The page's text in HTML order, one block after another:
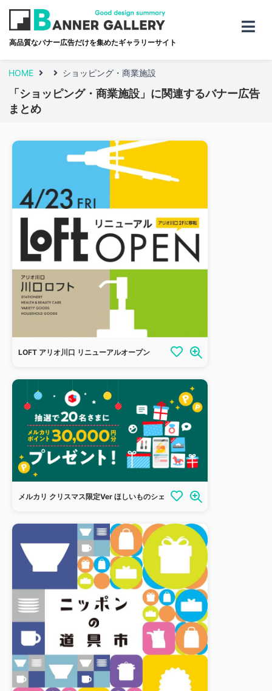
高品質なバナー広告だけを集めたギャラリーサイト
HOME ショッピング・商業施設
「ショッピング・商業施設」に関連するバナー広告
まとめ
LOFT アリオ川口 リニューアルオープン
メルカリ クリスマス限定Ver ほしいものシェア機能公開記念